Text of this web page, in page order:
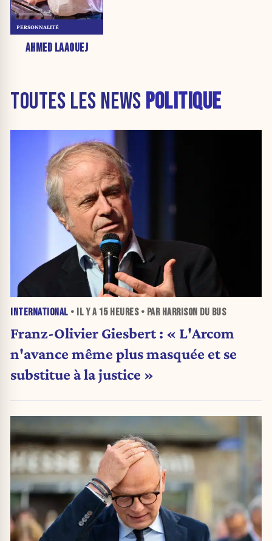
AHMED LAAOUEJ
PERSONNALITÉ
TOUTES LES NEWS POLITIQUE
INTERNATIONAL • IL Y A 15 HEURES• PAR HARRISON DU BUS
Franz-Olivier Giesbert : « L'Arcom
n'avance même plus masquée et se
substitue à la justice »